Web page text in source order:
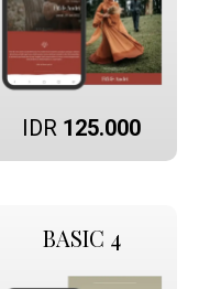
IDR 125.000
BASIC 4